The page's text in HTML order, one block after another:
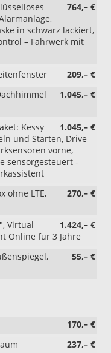
PEA);
764,– €
in schwarz lackiert,
– Fahrwerk mit
209,– €
1.045,– €
JI/AH)
1.045,– €
Kessy
und Starten, Drive
vorne,
sensorgesteuert -
270,– €
ohne LTE,
1.424,– €
Virtual
Online für 3 Jahre
55,– €
170,– €
237,– €